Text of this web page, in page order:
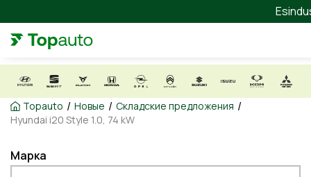
Topauto / Новые / Складские предложения /
Hyundai i20 Style 1.0, 74 kW
Марка